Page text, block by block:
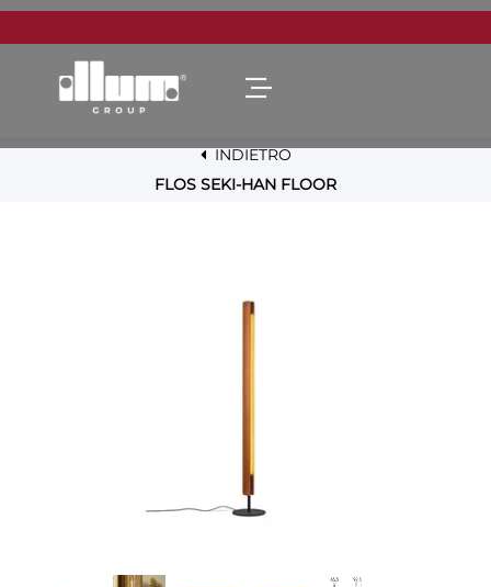
Open menu
INDIETRO
FLOS SEKI-HAN FLOOR